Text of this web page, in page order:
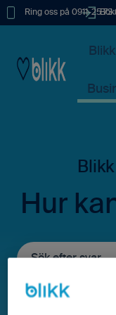
Ring oss på 0911-25 73
Hur
Det finns inga